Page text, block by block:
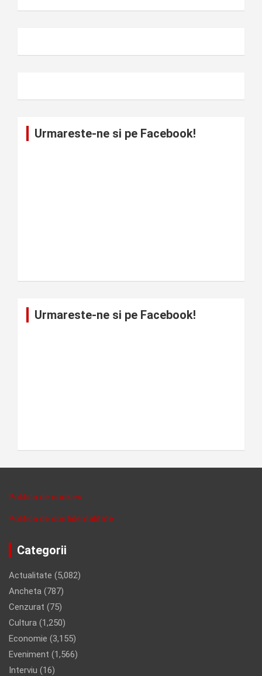
Urmareste-ne si pe Facebook!
Urmareste-ne si pe Facebook!
Politica de cookies
Politica de confidentalitate
Categorii
Actualitate (5,082)
Ancheta (787)
Cenzurat (75)
Cultura (1,250)
Economie (3,155)
Eveniment (1,566)
Interviu (16)